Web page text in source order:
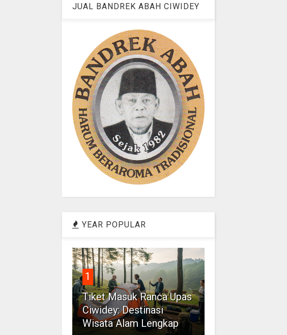
JUAL BANDREK ABAH CIWIDEY
YEAR POPULAR
1
Tiket Masuk Ranca Upas
Ciwidey: Destinasi
Wisata Alam Lengkap